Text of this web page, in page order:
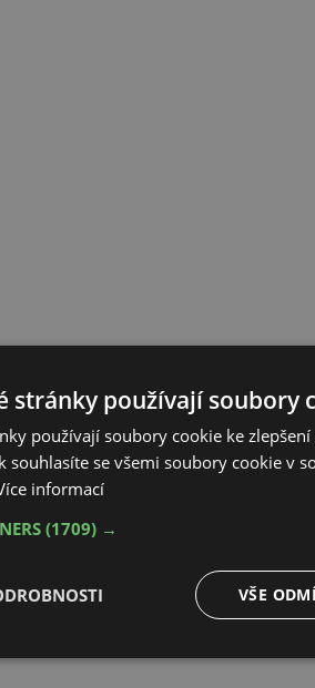
stránky používají soubory
používají soubory cookie ke
souhlasíte se všemi soubory cookie v
informací
(1709) →
VŠE
Výkonové
Soubory cílení